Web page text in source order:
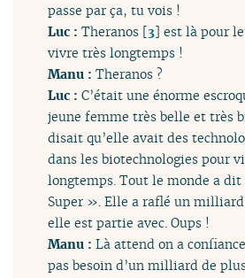
passe par ça, tu vois !
Luc :Theranos [3] est là pour
vivre très longtemps !
Manu :Theranos ?
Luc :C’était une énorme
jeune femme très belle et très
disait qu’elle avait des
dans les biotechnologies pour
longtemps. Tout le monde a dit
Super ». Elle a raflé un
elle est partie avec. Oups !
Manu :Là attend on a
pas besoin d’un milliard de